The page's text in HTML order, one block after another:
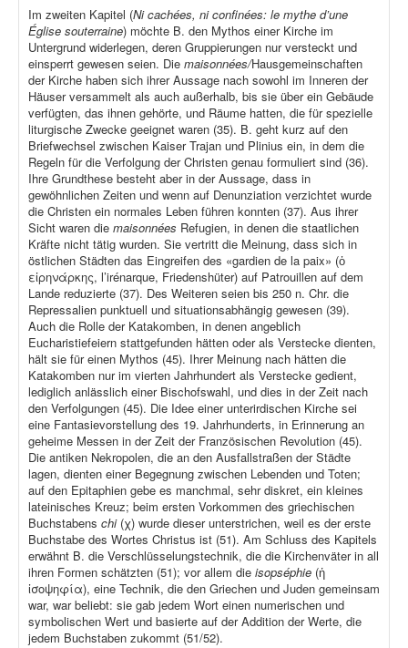
Im zweiten Kapitel (Ni cachées, ni confinées: le mythe d’une
Église souterraine) möchte B. den Mythos einer Kirche im
Untergrund widerlegen, deren Gruppierungen nur versteckt und
einsperrt gewesen seien. Die maisonnées/Hausgemeinschaften
der Kirche haben sich ihrer Aussage nach sowohl im Inneren der
Häuser versammelt als auch außerhalb, bis sie über ein Gebäude
verfügten, das ihnen gehörte, und Räume hatten, die für spezielle
liturgische Zwecke geeignet waren (35). B. geht kurz auf den
Briefwechsel zwischen Kaiser Trajan und Plinius ein, in dem die
Regeln für die Verfolgung der Christen genau formuliert sind (36).
Ihre Grundthese besteht aber in der Aussage, dass in
gewöhnlichen Zeiten und wenn auf Denunziation verzichtet wurde
die Christen ein normales Leben führen konnten (37). Aus ihrer
Sicht waren die maisonnées Refugien, in denen die staatlichen
Kräfte nicht tätig wurden. Sie vertritt die Meinung, dass sich in
östlichen Städten das Eingreifen des «gardien de la paix» (ὁ
εἰρηνάρκης, l’irénarque, Friedenshüter) auf Patrouillen auf dem
Lande reduzierte (37). Des Weiteren seien bis 250 n. Chr. die
Repressalien punktuell und situationsabhängig gewesen (39).
Auch die Rolle der Katakomben, in denen angeblich
Eucharistiefeiern stattgefunden hätten oder als Verstecke dienten,
hält sie für einen Mythos (45). Ihrer Meinung nach hätten die
Katakomben nur im vierten Jahrhundert als Verstecke gedient,
lediglich anlässlich einer Bischofswahl, und dies in der Zeit nach
den Verfolgungen (45). Die Idee einer unterirdischen Kirche sei
eine Fantasievorstellung des 19. Jahrhunderts, in Erinnerung an
geheime Messen in der Zeit der Französischen Revolution (45).
Die antiken Nekropolen, die an den Ausfallstraßen der Städte
lagen, dienten einer Begegnung zwischen Lebenden und Toten;
auf den Epitaphien gebe es manchmal, sehr diskret, ein kleines
lateinisches Kreuz; beim ersten Vorkommen des griechischen
Buchstabens chi (χ) wurde dieser unterstrichen, weil es der erste
Buchstabe des Wortes Christus ist (51). Am Schluss des Kapitels
erwähnt B. die Verschlüsselungstechnik, die die Kirchenväter in all
ihren Formen schätzten (51); vor allem die isopséphie (ἡ
ἰσοψηφία), eine Technik, die den Griechen und Juden gemeinsam
war, war beliebt: sie gab jedem Wort einen numerischen und
symbolischen Wert und basierte auf der Addition der Werte, die
jedem Buchstaben zukommt (51/52).